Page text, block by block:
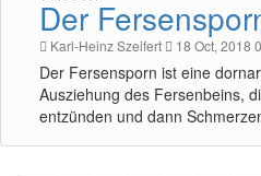
Der
Karl-Heinz Szeifert 18 Oct, 2018
Der Fersensporn ist eine
Ausziehung des Fersenbeins,
entzünden und dann